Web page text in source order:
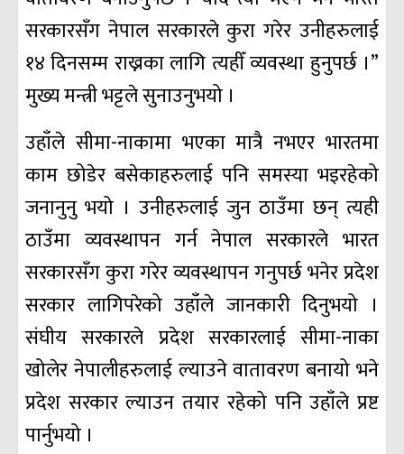
सरकारसँग नेपाल सरकारले कुरा गरेर उनीहरुलाई
१४ दिनसम्म राख्नका लागि त्यहीँ व्यवस्था हुनुपर्छ ।”
मुख्य मन्त्री भट्टले सुनाउनुभयो ।
उहाँले सीमा-नाकामा भएका मात्रै नभएर भारतमा
काम छोडेर बसेकाहरुलाई पनि समस्या भइरहेको
जनानुनु भयो । उनीहरुलाई जुन ठाउँमा छन् त्यही
ठाउँमा व्यवस्थापन गर्न नेपाल सरकारले भारत
सरकारसँग कुरा गरेर व्यवस्थापन गनुपर्छ भनेर प्रदेश
सरकार लागिपरेको उहाँले जानकारी दिनुभयो ।
संघीय सरकारले प्रदेश सरकारलाई सीमा-नाका
खोलेर नेपालीहरुलाई ल्याउने वातावरण बनायो भने
प्रदेश सरकार ल्याउन तयार रहेको पनि उहाँले प्रष्ट
पार्नुभयो ।